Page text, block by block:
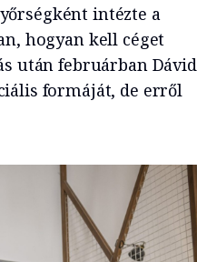
intézte a
hogyan kell céget
után februárban Dávid
formáját, de erről